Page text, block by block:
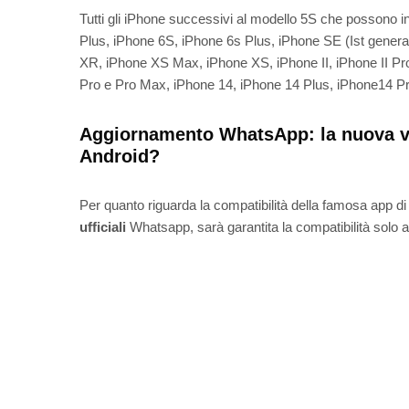
Tutti gli iPhone successivi al modello 5S che possono
Plus, iPhone 6S, iPhone 6s Plus, iPhone SE (Ist
XR, iPhone XS Max, iPhone XS, iPhone II, iPhone II
Pro e Pro Max, iPhone 14, iPhone 14 Plus, iPhone14
Aggiornamento WhatsApp: la
Android?
Per quanto riguarda la compatibilità della famosa app
ufficiali Whatsapp, sarà garantita la compatibilità solo